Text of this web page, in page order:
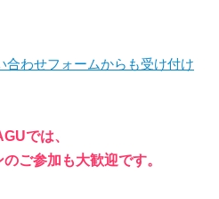
合わせフォームからも受け付け
では、
ご参加も大歓迎です。